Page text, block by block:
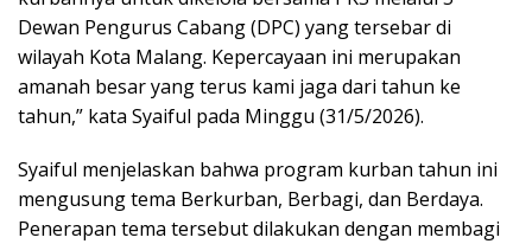
Dewan Pengurus Cabang (DPC) yang tersebar di
wilayah Kota Malang. Kepercayaan ini merupakan
amanah besar yang terus kami jaga dari tahun ke
tahun,” kata Syaiful pada Minggu (31/5/2026).
Syaiful menjelaskan bahwa program kurban tahun ini
mengusung tema Berkurban, Berbagi, dan Berdaya.
Penerapan tema tersebut dilakukan dengan membagi